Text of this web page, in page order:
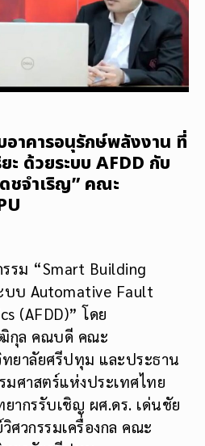
อาคารอนุรักษ์พลังงาน ที่
ะ ด้วยระบบ AFDD กับ
ชจำเริญ” คณะ
รม “Smart Building
บบ Automative Fault
(AFDD)” โดย
ฒิกุล คณบดี คณะ
ทยาลัยศรีปทุม และประธาน
ศาสตร์แห่งประเทศไทย
ากรรับเชิญ ผศ.ดร. เด่นชัย
วิศวกรรมเครื่องกล คณะ